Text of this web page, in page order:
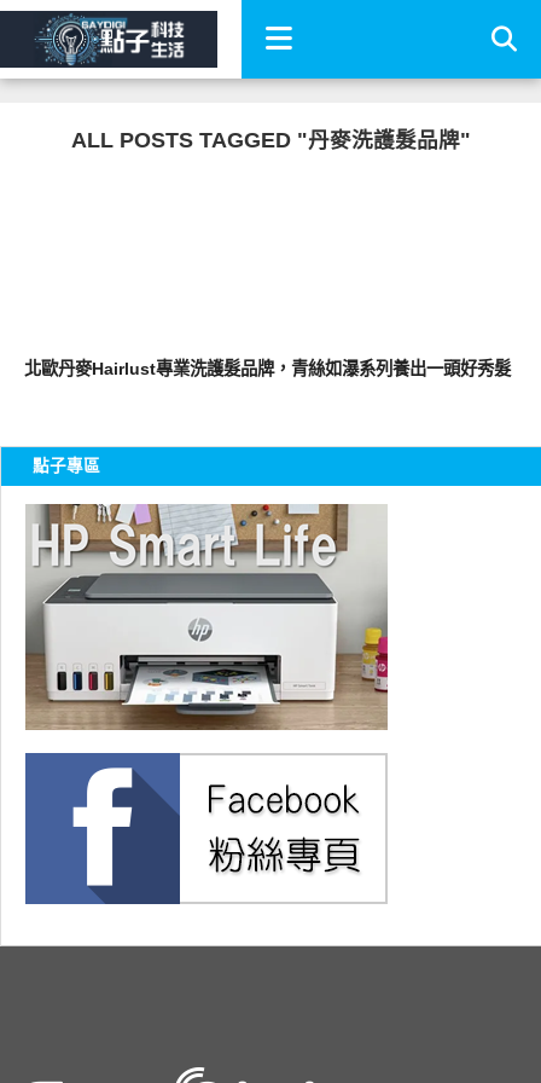
ALL POSTS TAGGED "丹麥洗護髮品牌"
北歐丹麥Hairlust專業洗護髮品牌，青絲如瀑系列養出一頭好秀髮
點子專區